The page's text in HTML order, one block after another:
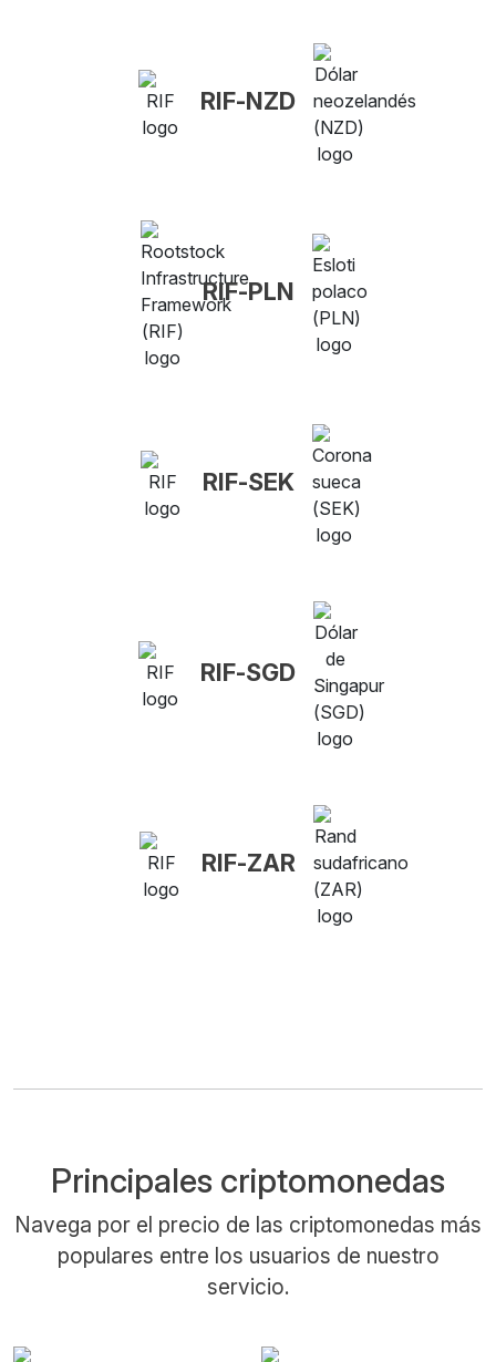
RIF-NZD
RIF-PLN
RIF-SEK
RIF-SGD
RIF-ZAR
Principales criptomonedas
Navega por el precio de las criptomonedas más
populares entre los usuarios de nuestro
servicio.